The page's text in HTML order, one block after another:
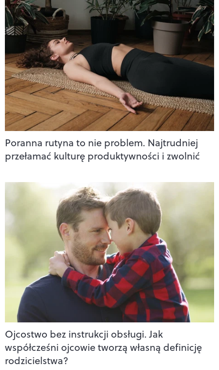
Poranna rutyna to nie problem. Najtrudniej
przełamać kulturę produktywności i zwolnić
Ojcostwo bez instrukcji obsługi. Jak
współcześni ojcowie tworzą własną definicję
rodzicielstwa?